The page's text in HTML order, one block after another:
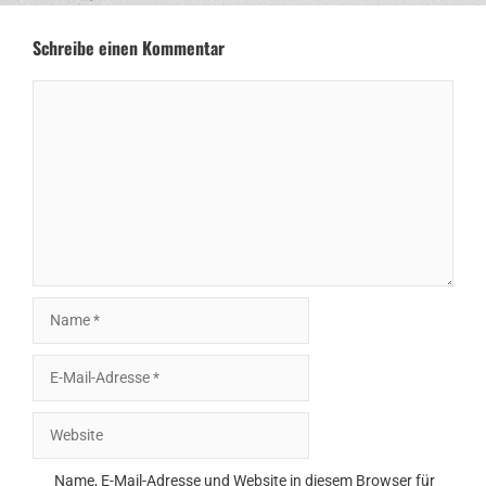
Schreibe einen Kommentar
Mail-
Adresse
Name, E-Mail-Adresse und Website in diesem Browser für